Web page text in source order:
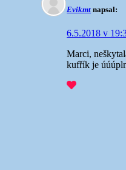
Evikmt napsal:
6.5.2018 v
Marci,
kufřík je